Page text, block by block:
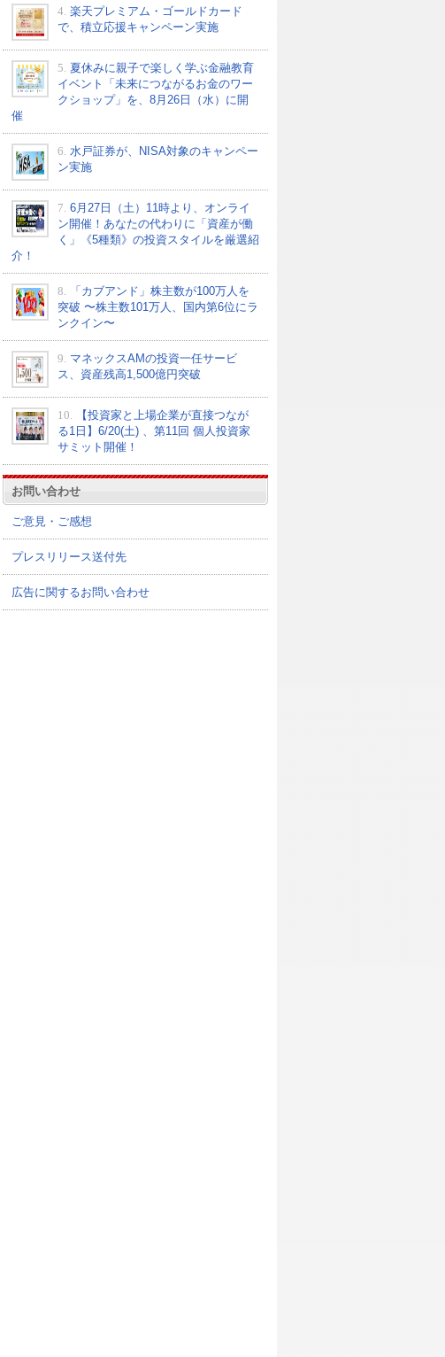
4. 楽天プレミアム・ゴールドカード
で、積立応援キャンペーン実施
5. 夏休みに親子で楽しく学ぶ金融教育
イベント「未来につながるお金のワー
クショップ」を、8月26日（水）に開
催
6. 水戸証券が、NISA対象のキャンペー
ン実施
7. 6月27日（土）11時より、オンライ
ン開催！あなたの代わりに「資産が働
く」《5種類》の投資スタイルを厳選紹
介！
8.
「カブアンド」株主数が100万人を
突破 〜株主数101万人、国内第6位にラ
ンクイン〜
9. マネックスAMの投資一任サービ
ス、資産残高1,500億円突破
10.
【投資家と上場企業が直接つなが
る1日】6/20(土) 、第11回 個人投資家
サミット開催！
お問い合わせ
ご意見・ご感想
プレスリリース送付先
広告に関するお問い合わせ